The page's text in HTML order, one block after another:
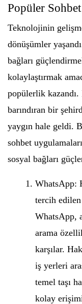
Popüler
Teknolojinin
dönüşümler
bağları
kolaylaştırmak
popülerlik
barındıran bir
yaygın hale geldi.
sohbet
sosyal bağları
WhatsApp:
tercih
WhatsApp,
arama
karşılar.
iş yerleri
temel taşı
kolay